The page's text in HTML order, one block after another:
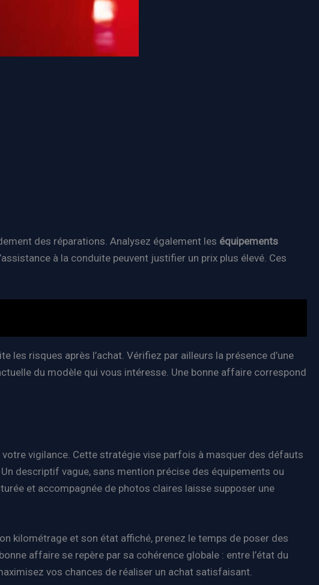
des réparations. Analysez également les équipements
à la conduite peuvent justifier un prix plus élevé. Ces
les risques après l’achat. Vérifiez par ailleurs la présence d’une
du modèle qui vous intéresse. Une bonne affaire correspond
vigilance. Cette stratégie vise parfois à masquer des défauts
Un descriptif vague, sans mention précise des équipements ou
et accompagnée de photos claires laisse supposer une
kilométrage et son état affiché, prenez le temps de poser des
affaire se repère par sa cohérence globale : entre l’état du
vos chances de réaliser un achat satisfaisant.